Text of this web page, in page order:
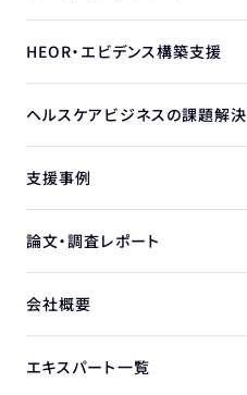
HEOR・エビデンス構築支援
ヘルスケアビジネスの課題解決
支援事例
論文・調査レポート
会社概要
エキスパート一覧